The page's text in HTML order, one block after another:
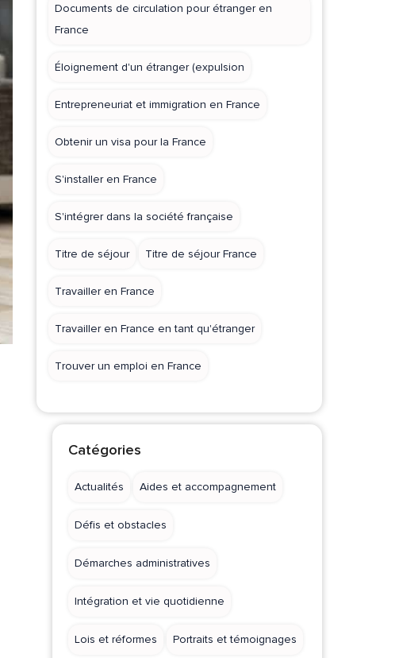
Documents de circulation pour étranger en
France
Éloignement d'un étranger (expulsion
Entrepreneuriat et immigration en France
Obtenir un visa pour la France
S'installer en France
S'intégrer dans la société française
Titre de séjour Titre de séjour France
Travailler en France
Travailler en France en tant qu'étranger
Trouver un emploi en France
Catégories
Actualités Aides et accompagnement
Défis et obstacles
Démarches administratives
Intégration et vie quotidienne
Lois et réformes Portraits et témoignages